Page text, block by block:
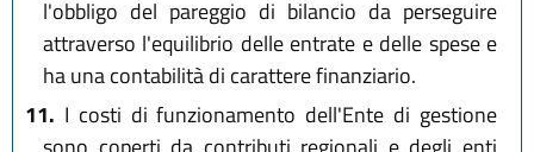
l'obbligo del pareggio di bilancio da perseguire
attraverso l'equilibrio delle entrate e delle spese e
ha una contabilità di carattere finanziario.
11. I costi di funzionamento dell'Ente di gestione